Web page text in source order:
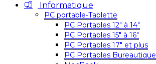
Informatique
PC portable-Tablette
PC Portables 12″ à 14″
PC Portables 15″ à 16″
PC Portables 17″ et plus
PC Portables Bureautique